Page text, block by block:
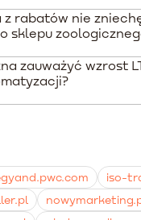
analizuje dane, aby
na produkt i
stabilnej
te muszą
śledzenie historii
z rabatów nie
sklepu
na równi z ceną,
rabatów
spersonalizowanymi
zauważyć wzrost
widoczne już po
i edukacyjne dla
odnotowują
w perspektywie kilku
iso-